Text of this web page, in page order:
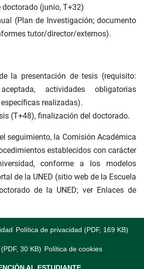
doctorado (junio, T+32)
(Plan de Investigación; documento
tutor/director/externos).
la presentación de tesis (requisito:
actividades obligatorias
realizadas).
(T+48), finalización del doctorado.
seguimiento, la Comisión Académica
establecidos con carácter
conforme a los modelos
de la UNED (sitio web de la Escuela
de la UNED; ver Enlaces de
Política de privacidad (PDF, 169 KB)
30 KB) Política de cookies